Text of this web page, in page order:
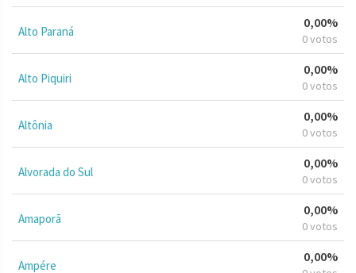
Alto Paraná
0,00%
0 votos
Alto Piquiri
0,00%
0 votos
Altônia
0,00%
0 votos
Alvorada do Sul
0,00%
0 votos
Amaporã
0,00%
0 votos
Ampére
0,00%